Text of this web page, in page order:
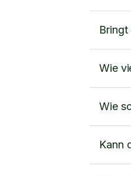
Bringt
Wie
Wie
Kann